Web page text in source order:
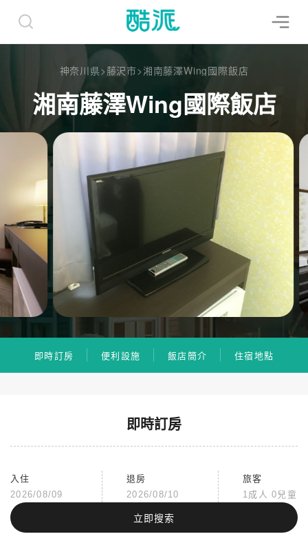
神奈川県>藤沢市>湘南藤澤Wing國際飯店
湘南藤澤Wing國際飯店
即時訂房 便利設施 飯店簡介 住宿地點
即時訂房
入住
2026/08/09
退房
2026/08/10
旅客
1成人 0兒童
立即搜索